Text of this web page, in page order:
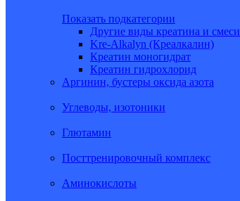
Показать подкатегории
Другие виды креатина и смеси
Kre-Alkalyn (Креалкалин)
Креатин моногидрат
Креатин гидрохлорид
Аргинин, бустеры оксида азота
Углеводы, изотоники
Глютамин
Посттренировочный комплекс
Аминокислоты